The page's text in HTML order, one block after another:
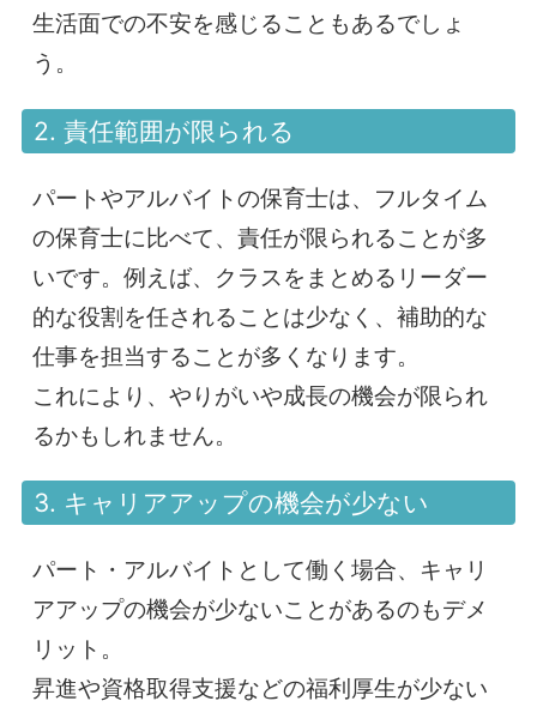
生活面での不安を感じることもあるでしょ
う。
2. 責任範囲が限られる
パートやアルバイトの保育士は、フルタイム
の保育士に比べて、責任が限られることが多
いです。例えば、クラスをまとめるリーダー
的な役割を任されることは少なく、補助的な
仕事を担当することが多くなります。
これにより、やりがいや成長の機会が限られ
るかもしれません。
3. キャリアアップの機会が少ない
パート・アルバイトとして働く場合、キャリ
アアップの機会が少ないことがあるのもデメ
リット。
昇進や資格取得支援などの福利厚生が少ない